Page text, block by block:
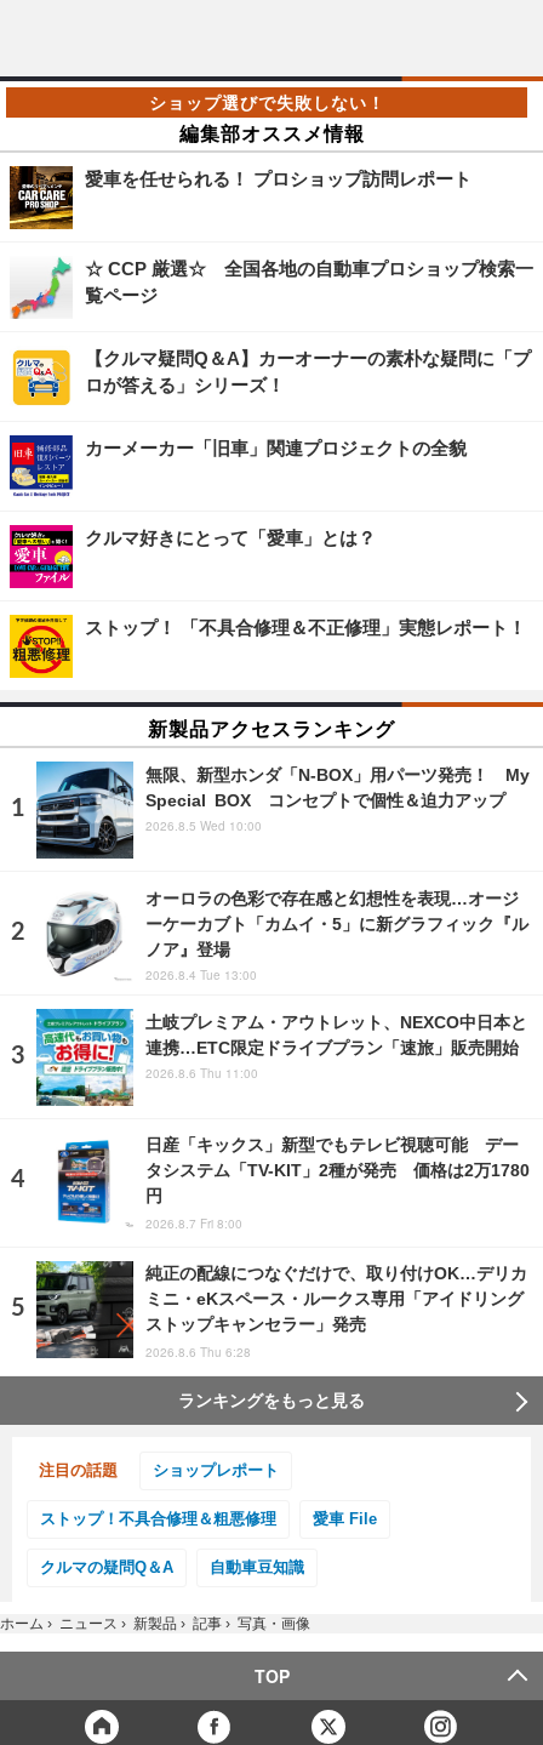
編集部オススメ情報
愛車を任せられる！ プロショップ訪問レポート
☆ CCP 厳選☆ 全国各地の自動車プロショップ検索一
覧ページ
【クルマ疑問Q＆A】カーオーナーの素朴な疑問に「プ
ロが答える」シリーズ！
カーメーカー「旧車」関連プロジェクトの全貌
クルマ好きにとって「愛車」とは？
ストップ！ 「不具合修理＆不正修理」実態レポート！
新製品アクセスランキング
無限、新型ホンダ「N-BOX」用パーツ発売！ My
Special BOX コンセプトで個性＆迫力アップ
2026.8.5 Wed 10:00
オーロラの色彩で存在感と幻想性を表現…オージ
ーケーカブト「カムイ・5」に新グラフィック『ル
ノア』登場
2026.8.4 Tue 13:00
土岐プレミアム・アウトレット、NEXCO中日本と
連携…ETC限定ドライブプラン「速旅」販売開始
2026.8.6 Thu 11:00
日産「キックス」新型でもテレビ視聴可能 デー
タシステム「TV-KIT」2種が発売 価格は2万1780
円
2026.8.7 Fri 8:00
純正の配線につなぐだけで、取り付けOK…デリカ
ミニ・eKスペース・ルークス専用「アイドリング
ストップキャンセラー」発売
2026.8.6 Thu 6:28
ランキングをもっと見る
注目の話題 ショップレポート
ストップ！不具合修理＆粗悪修理 愛車 File
クルマの疑問Q＆A 自動車豆知識
ホーム › ニュース › 新製品 › 記事 › 写真・画像
TOP